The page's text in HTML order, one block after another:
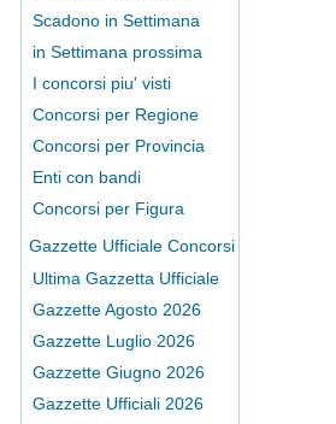
Scadono in Settimana
in Settimana prossima
I concorsi piu' visti
Concorsi per Regione
Concorsi per Provincia
Enti con bandi
Concorsi per Figura
Gazzette Ufficiale Concorsi
Ultima Gazzetta Ufficiale
Gazzette Agosto 2026
Gazzette Luglio 2026
Gazzette Giugno 2026
Gazzette Ufficiali 2026